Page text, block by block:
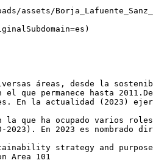
áreas, desde la
que permanece hasta
En la actualidad (2023)
la que ha ocupado varios
En 2023 es nombrado
strategy and
Area 101